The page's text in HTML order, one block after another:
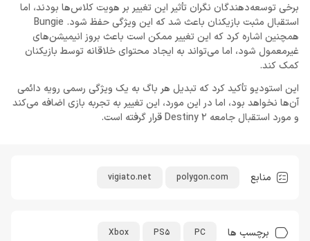
برخی توسعه‌دهندگان نگران تأثیر این تغییر بر هویت کلاس‌ها بودند، اما
استقبال مثبت بازیکنان باعث شد که این ویژگی حفظ شود. Bungie
همچنین اشاره کرد که این تغییر ممکن است باعث بروز انیمیشن‌های
غیرمعمول شود، اما می‌تواند به ایجاد محتوای خلاقانه توسط بازیکنان
کمک کند.
این استودیو تأکید کرد که تبدیل هر باگ به یک ویژگی رسمی رویه دائمی
آن‌ها نخواهد بود، اما در این مورد، این تغییر به تجربه بازی اضافه می‌کند
و مورد استقبال جامعه Destiny 2 قرار گرفته است.
منابع polygon.com
vigiato.net
برچسب ها PC
PS5
Xbox